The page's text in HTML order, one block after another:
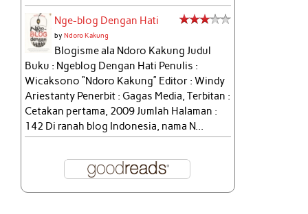
Nge-blog Dengan Hati
byNdoro Kakung
Blogisme ala Ndoro Kakung Judul
Buku : Ngeblog Dengan Hati Penulis :
Wicaksono “Ndoro Kakung” Editor : Windy
Ariestanty Penerbit : Gagas Media, Terbitan :
Cetakan pertama, 2009 Jumlah Halaman :
142 Di ranah blog Indonesia, nama N...